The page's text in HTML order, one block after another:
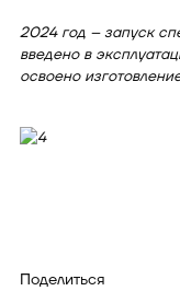
2024 год – запуск
введено в
освоено
Поделиться